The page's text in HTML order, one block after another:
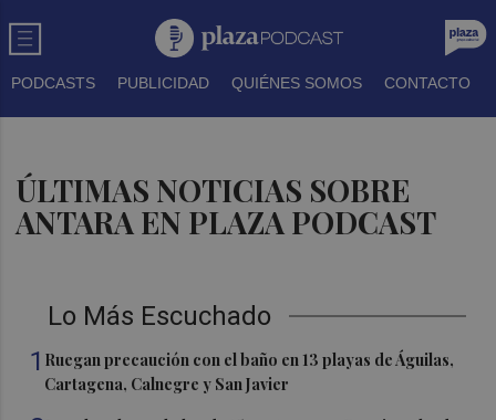
PODCASTS PUBLICIDAD QUIÉNES SOMOS CONTACTO
ÚLTIMAS NOTICIAS SOBRE
ANTARA EN PLAZA PODCAST
Lo Más Escuchado
1 Ruegan precaución con el baño en 13 playas de Águilas,
Cartagena, Calnegre y San Javier